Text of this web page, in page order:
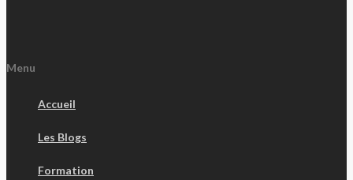
Menu
Accueil
Les Blogs
Formation